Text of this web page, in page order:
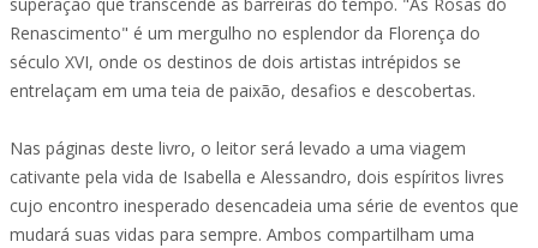
Renascimento" é um mergulho no esplendor da Florença do
século XVI, onde os destinos de dois artistas intrépidos se
entrelaçam em uma teia de paixão, desafios e descobertas.
Nas páginas deste livro, o leitor será levado a uma viagem
cativante pela vida de Isabella e Alessandro, dois espíritos livres
cujo encontro inesperado desencadeia uma série de eventos que
mudará suas vidas para sempre. Ambos compartilham uma